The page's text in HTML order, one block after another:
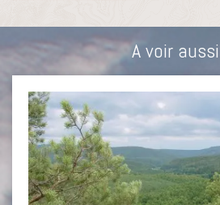
A voir